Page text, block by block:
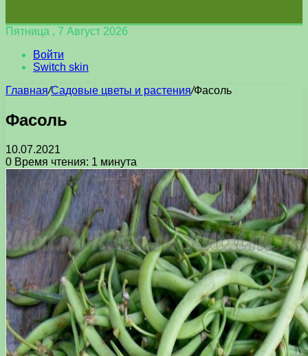
Пятница , 7 Август 2026
Войти
Switch skin
Главная/Садовые цветы и растения/Фасоль
Фасоль
10.07.2021
0 Время чтения: 1 минута